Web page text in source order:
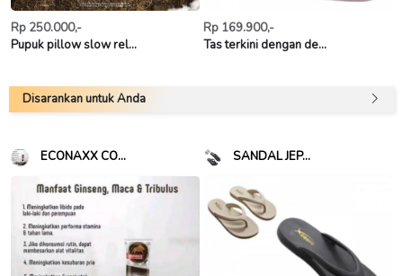
Rp 250.000,-
Pupuk pillow slow rel...
Rp 169.900,-
Tas terkini dengan de...
Disarankan untuk Anda
ECONAXX CO... SANDAL JEP...